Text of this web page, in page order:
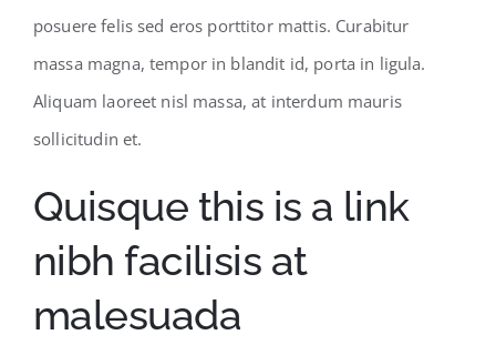
posuere felis sed eros porttitor mattis. Curabitur
massa magna, tempor in blandit id, porta in ligula.
Aliquam laoreet nisl massa, at interdum mauris
sollicitudin et.
Quisque this is a link
nibh facilisis at
malesuada